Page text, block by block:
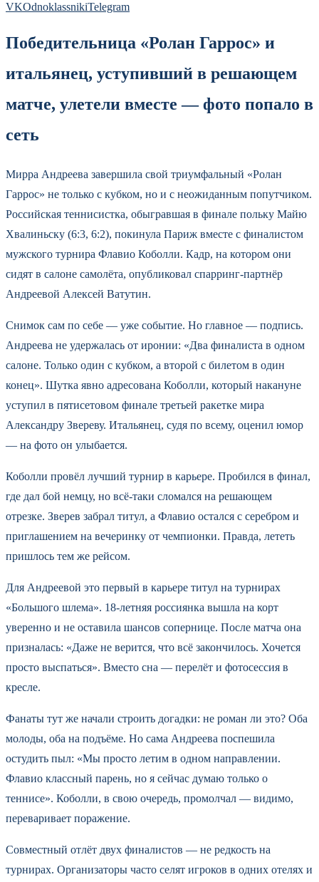
VKOdnoklassnikiTelegram
Победительница «Ролан Гаррос» и
итальянец, уступивший в решающем
матче, улетели вместе — фото попало в
сеть
Мирра Андреева завершила свой триумфальный «Ролан
Гаррос» не только с кубком, но и с неожиданным попутчиком.
Российская теннисистка, обыгравшая в финале польку Майю
Хвалиньску (6:3, 6:2), покинула Париж вместе с финалистом
мужского турнира Флавио Коболли. Кадр, на котором они
сидят в салоне самолёта, опубликовал спарринг-партнёр
Андреевой Алексей Ватутин.
Снимок сам по себе — уже событие. Но главное — подпись.
Андреева не удержалась от иронии: «Два финалиста в одном
салоне. Только один с кубком, а второй с билетом в один
конец». Шутка явно адресована Коболли, который накануне
уступил в пятисетовом финале третьей ракетке мира
Александру Звереву. Итальянец, судя по всему, оценил юмор
— на фото он улыбается.
Коболли провёл лучший турнир в карьере. Пробился в финал,
где дал бой немцу, но всё-таки сломался на решающем
отрезке. Зверев забрал титул, а Флавио остался с серебром и
приглашением на вечеринку от чемпионки. Правда, лететь
пришлось тем же рейсом.
Для Андреевой это первый в карьере титул на турнирах
«Большого шлема». 18-летняя россиянка вышла на корт
уверенно и не оставила шансов сопернице. После матча она
призналась: «Даже не верится, что всё закончилось. Хочется
просто выспаться». Вместо сна — перелёт и фотосессия в
кресле.
Фанаты тут же начали строить догадки: не роман ли это? Оба
молоды, оба на подъёме. Но сама Андреева поспешила
остудить пыл: «Мы просто летим в одном направлении.
Флавио классный парень, но я сейчас думаю только о
теннисе». Коболли, в свою очередь, промолчал — видимо,
переваривает поражение.
Совместный отлёт двух финалистов — не редкость на
турнирах. Организаторы часто селят игроков в одних отелях и